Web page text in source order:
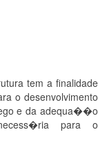
tem a finalidade
o desenvolvimento
e da adequa��o
para o